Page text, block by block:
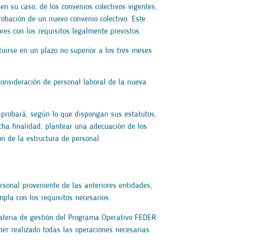
su caso, de los convenios colectivos vigentes,
de un nuevo convenio colectivo. Este
con los requisitos legalmente previstos.
en un plazo no superior a los tres meses
de personal laboral de la nueva
según lo que dispongan sus estatutos,
finalidad, plantear una adecuación de los
de la estructura de personal.
proveniente de las anteriores entidades,
con los requisitos necesarios.
de gestión del Programa Operativo FEDER
realizado todas las operaciones necesarias